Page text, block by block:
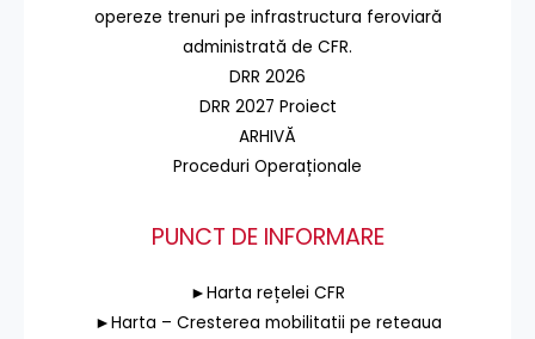
opereze trenuri pe infrastructura feroviară
administrată de CFR.
DRR 2026
DRR 2027 Proiect
ARHIVĂ
Proceduri Operaționale
PUNCT DE INFORMARE
►Harta rețelei CFR
►Harta – Cresterea mobilitatii pe reteaua